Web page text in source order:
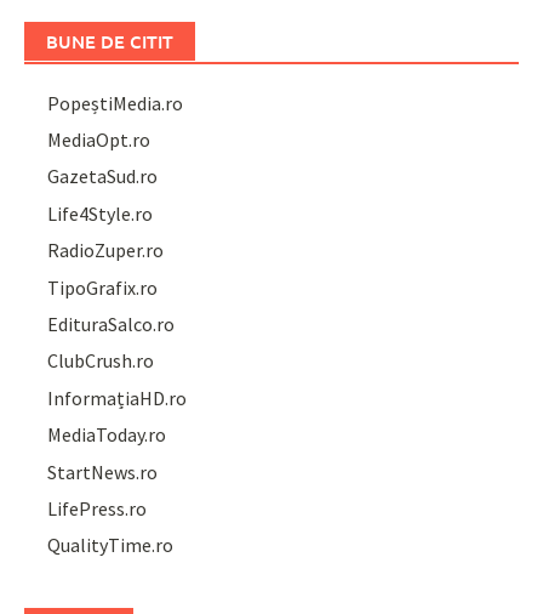
BUNE DE CITIT
PopeștiMedia.ro
MediaOpt.ro
GazetaSud.ro
Life4Style.ro
RadioZuper.ro
TipoGrafix.ro
EdituraSalco.ro
ClubCrush.ro
InformațiaHD.ro
MediaToday.ro
StartNews.ro
LifePress.ro
QualityTime.ro